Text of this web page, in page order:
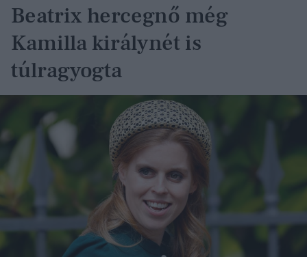
Beatrix hercegnő még
Kamilla királynét is
túlragyogta